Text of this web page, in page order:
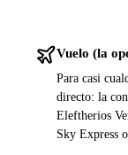
Vuelo (la
Para casi
directo: la
Eleftherios
Sky Express